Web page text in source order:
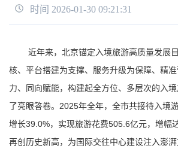
时间 2026-01-30 09:21:31
近年来，北京锚定入境旅游高质量发展
核、平台搭建为支撑、服务升级为保障、精
力、同向赋能，构建起全方位、多层次的入
了亮眼答卷。2025年全年，全市共接待入境
增长39.0%，实现旅游花费505.6亿元，增幅
再创历史新高，为国际交往中心建设注入澎湃